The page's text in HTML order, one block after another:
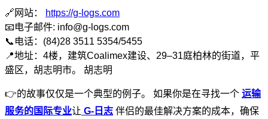
🔗网站：
https://g-logs.com
📧电子邮件: info@g-logs.com
📞电话：(84)28 3511 5354/5455
📍地址：4楼，建筑Coalimex建设、29–31庭柏林的街道，平
盛区，胡志明市。 胡志明
👉的故事仅仅是一个典型的例子。 如果你是在寻找一个 运输
服务的国际专业让 G-日志 伴侣的最佳解决方案的成本，确保